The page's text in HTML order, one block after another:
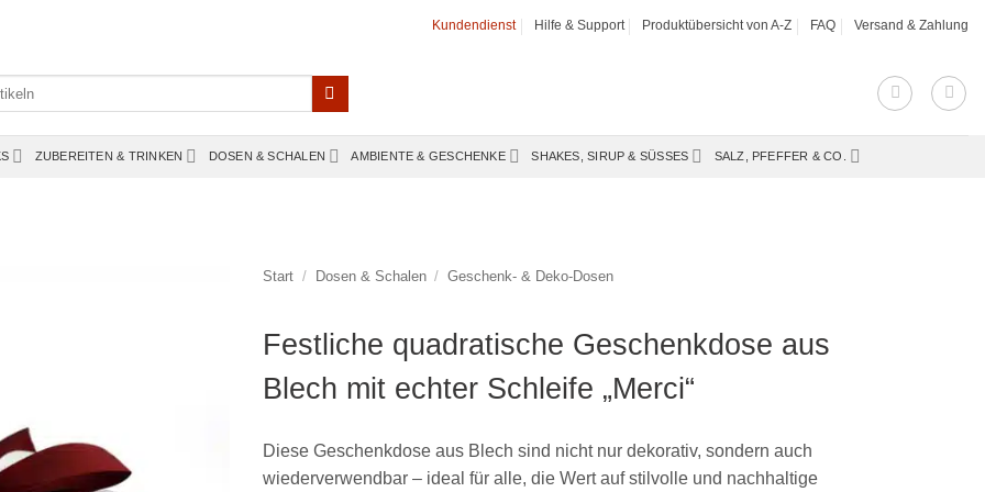
Kundendienst Hilfe & Support Produktübersicht von A-Z FAQ Versand & Zahlung
ZUBEREITEN & TRINKEN DOSEN & SCHALEN AMBIENTE & GESCHENKE SHAKES, SIRUP & SÜSSES SALZ, PFEFFER & CO.
Start / Dosen & Schalen / Geschenk- & Deko-Dosen
Festliche quadratische Geschenkdose aus
Blech mit echter Schleife „Merci“
Diese Geschenkdose aus Blech sind nicht nur dekorativ, sondern auch
wiederverwendbar – ideal für alle, die Wert auf stilvolle und nachhaltige